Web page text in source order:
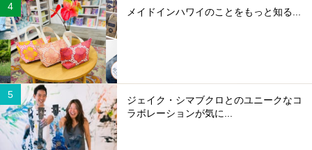
メイドインハワイのことをもっと知る...
ジェイク・シマブクロとのユニークなコ
ラボレーションが気に...